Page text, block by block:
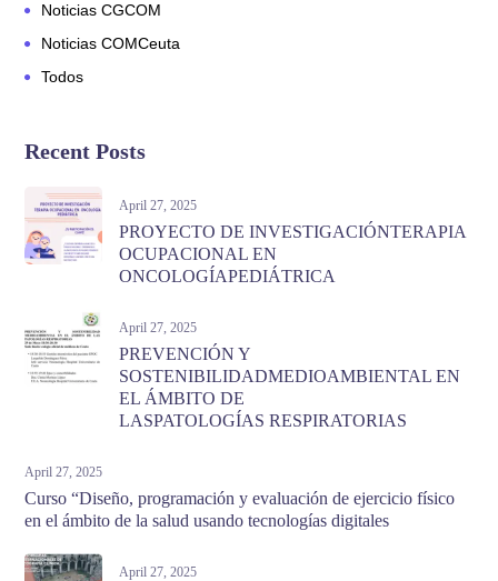
Noticias CGCOM
Noticias COMCeuta
Todos
Recent Posts
April 27, 2025
PROYECTO DE INVESTIGACIÓNTERAPIA
OCUPACIONAL EN
ONCOLOGÍAPEDIÁTRICA
April 27, 2025
PREVENCIÓN Y
SOSTENIBILIDADMEDIOAMBIENTAL EN
EL ÁMBITO DE
LASPATOLOGÍAS RESPIRATORIAS
April 27, 2025
Curso “Diseño, programación y evaluación de ejercicio físico
en el ámbito de la salud usando tecnologías digitales
April 27, 2025